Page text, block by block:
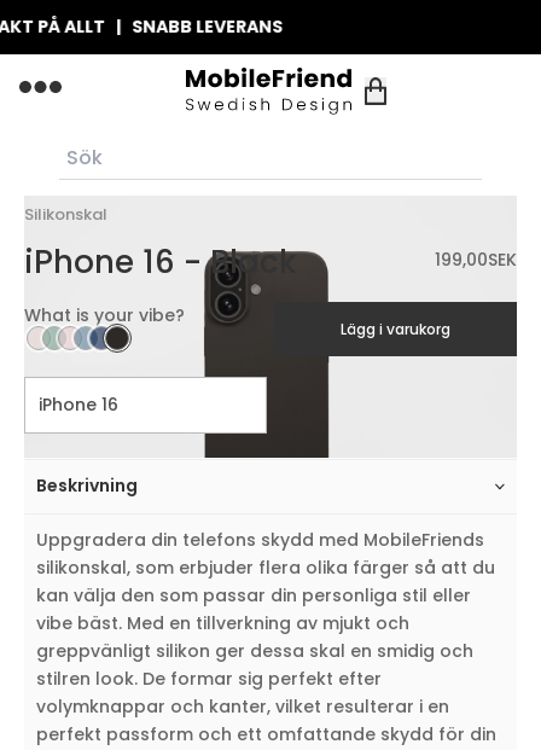
PÅ ALLT | SNABB LEVERANS
Silikonskal
iPhone 16 - Black 199,00SEK
What is your vibe?
Lägg i varukorg
Beskrivning
Uppgradera din telefons skydd med MobileFriends
silikonskal, som erbjuder flera olika färger så att du
kan välja den som passar din personliga stil eller
vibe bäst. Med en tillverkning av mjukt och
greppvänligt silikon ger dessa skal en smidig och
stilren look. De formar sig perfekt efter
volymknappar och kanter, vilket resulterar i en
perfekt passform och ett omfattande skydd för din